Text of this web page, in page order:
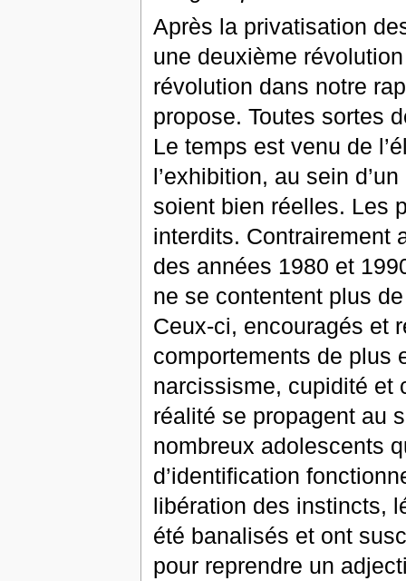
Après la privatisation
une deuxième
révolution dans notre
propose. Toutes sortes
Le temps est venu de
l’exhibition, au sein
soient bien réelles. Les
interdits. Contrairement
des années 1980 et
ne se contentent plus
Ceux-ci, encouragés et
comportements de plus
narcissisme, cupidité et
réalité se propagent au
nombreux adolescents
d’identification
libération des instincts,
été banalisés et ont
pour reprendre un